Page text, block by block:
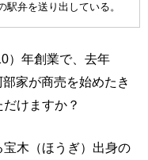
弁を送り出している。
）年創業で、去年
家が商売を始めたき
けますか？
木（ほうぎ）出身の